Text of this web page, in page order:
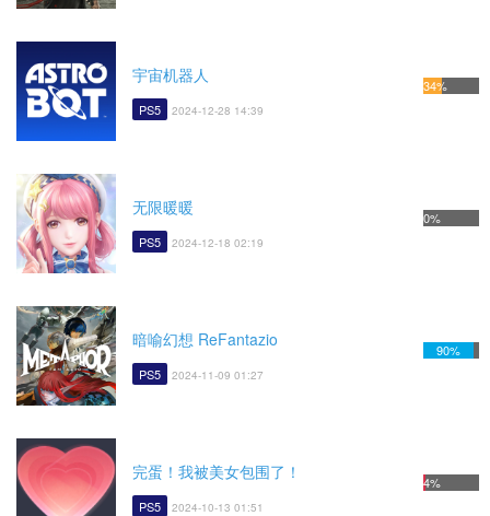
宇宙机器人
PS5 2024-12-28 14:39
34%
无限暖暖
PS5 2024-12-18 02:19
0%
暗喻幻想 ReFantazio
PS5 2024-11-09 01:27
90%
完蛋！我被美女包围了！
PS5 2024-10-13 01:51
4%